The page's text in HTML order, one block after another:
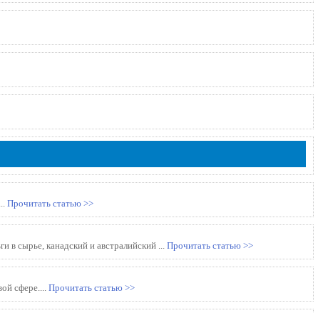
Прочитать статью >>
в сырье, канадский и австралийский ... Прочитать статью >>
сфере.... Прочитать статью >>